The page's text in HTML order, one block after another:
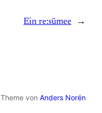
Ein re:sümee →
Theme von Anders Norén